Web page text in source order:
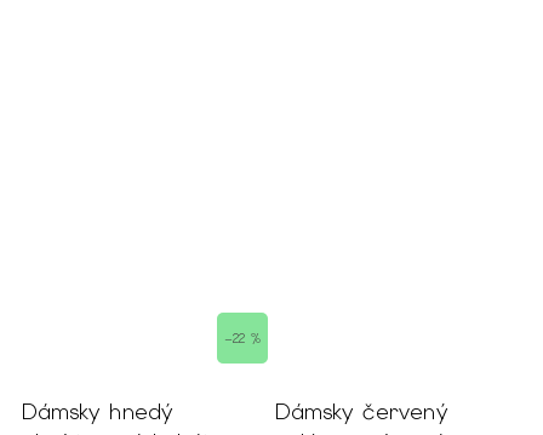
–22 %
Dámsky hnedý
Dámsky červený